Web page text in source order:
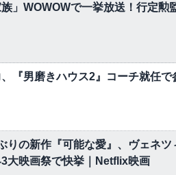
族」WOWOWで一挙放送！行定
『男磨きハウス2』コーチ就任
りの新作『可能な愛』、ヴェネ
映画祭で快挙｜Netflix映画